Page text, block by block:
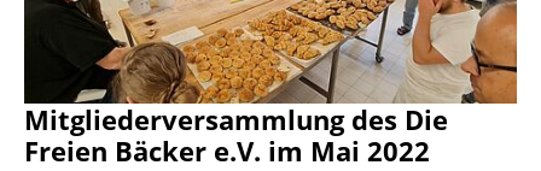
Mitgliederversammlung des Die
Freien Bäcker e.V. im Mai 2022